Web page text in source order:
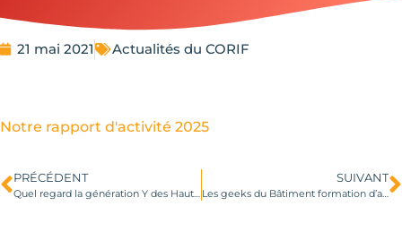
21 mai 2021 Actualités du CORIF
Notre rapport d'activité 2025
PRÉCÉDENT
Quel regard la génération Y des Hauts-de-France porte-t-elle sur l’égalité professionnelle ? Une enquête réalisée par le CORIF en 2018 à la demande de la DIRECCTE Hauts-de-France.
SUIVANT
Les geeks du Bâtiment formation d’agent polyvalent de maintenance de bâtiment – Information Collective et entretiens les 8 14 et 22 juin 2021